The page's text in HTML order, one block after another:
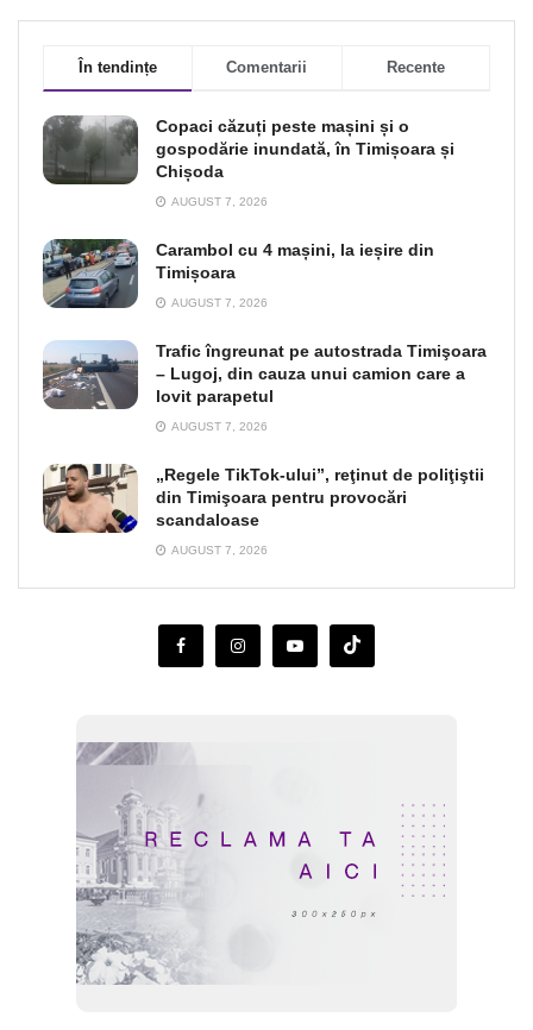
În tendințe Comentarii Recente
Copaci căzuți peste mașini și o
gospodărie inundată, în Timișoara și
Chișoda
AUGUST 7, 2026
Carambol cu 4 mașini, la ieșire din
Timișoara
AUGUST 7, 2026
Trafic îngreunat pe autostrada Timişoara
– Lugoj, din cauza unui camion care a
lovit parapetul
AUGUST 7, 2026
„Regele TikTok-ului”, reţinut de poliţiştii
din Timişoara pentru provocări
scandaloase
AUGUST 7, 2026